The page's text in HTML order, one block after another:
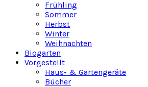
Frühling
Sommer
Herbst
Winter
Weihnachten
Biogarten
Vorgestellt
Haus- & Gartengeräte
Bücher